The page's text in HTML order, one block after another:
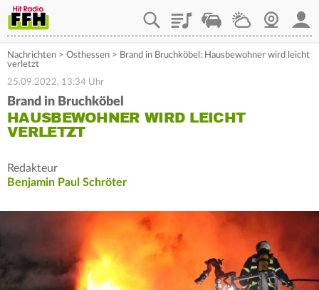
PlaylistStaupilotWetterWebcam
Nachrichten > Osthessen > Brand in Bruchköbel: Hausbewohner wird leicht
verletzt
25.09.2022, 13:34 Uhr
Brand in Bruchköbel
HAUSBEWOHNER WIRD LEICHT
VERLETZT
Redakteur
Benjamin Paul Schröter